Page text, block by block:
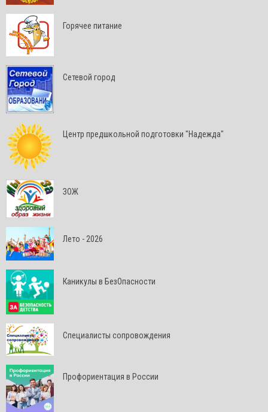
Горячее питание
Сетевой город
Центр предшкольной подготовки "Надежда"
ЗОЖ
Лето - 2026
Каникулы в БезОпасности
Специалисты сопровождения
Профориентация в России